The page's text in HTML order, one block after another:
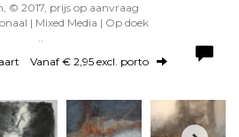
© 2017, prijs op aanvraag
| Mixed Media | Op doek
..
Vanaf € 2,95 excl. porto